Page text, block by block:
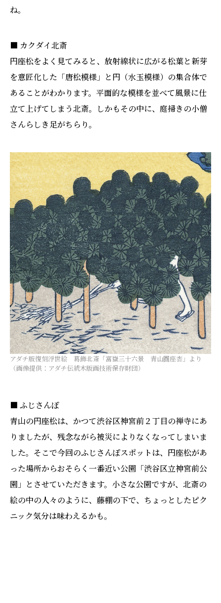
ね。
■ カクダイ北斎
円座松をよく見てみると、放射線状に広がる松葉と新芽
を意匠化した「唐松模様」と円（水玉模様）の集合体で
あることがわかります。平面的な模様を並べて風景に仕
立て上げてしまう北斎。しかもその中に、庭掃きの小僧
さんらしき足がちらり。
アダチ版復刻浮世絵 葛飾北斎「富嶽三十六景 青山圓座枩」より
（画像提供：アダチ伝統木版画技術保存財団）
■ ふじさんぽ
青山の円座松は、かつて渋谷区神宮前２丁目の禅寺にあ
りましたが、残念ながら被災によりなくなってしまいま
した。そこで今回のふじさんぽスポットは、円座松があ
った場所からおそらく一番近い公園「渋谷区立神宮前公
園」とさせていただきます。小さな公園ですが、北斎の
絵の中の人々のように、藤棚の下で、ちょっとしたピク
ニック気分は味わえるかも。